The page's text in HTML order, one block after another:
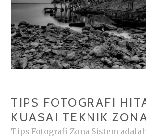
TIPS FOTOGRAFI
KUASAI TEKNIK
Tips Fotografi Zona Sistem